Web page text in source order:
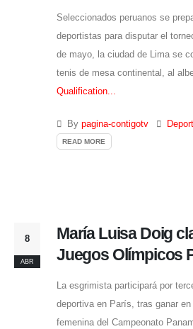
Seleccionados peruanos se
deportistas para disputar el
de mayo, la ciudad de Lima se
tenis de mesa continental, al
Qualification...
By pagina-contigotv
READ MORE
8
ABR
María Luisa Doig
Juegos Olímpicos
La esgrimista participará por
deportiva en París, tras ganar
femenina del Campeonato